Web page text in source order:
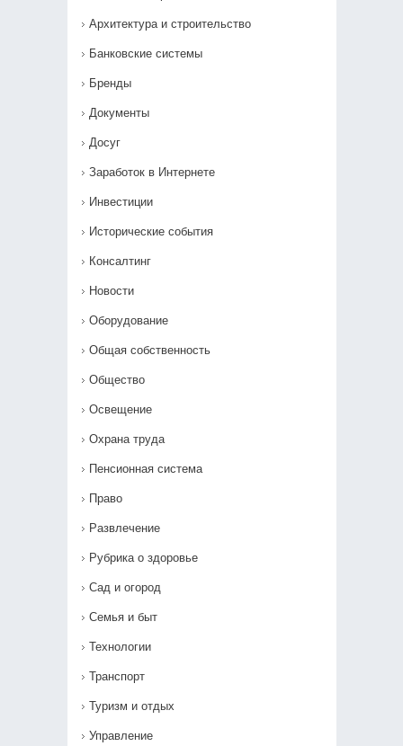
Архитектура и строительство
Банковские системы
Бренды
Документы
Досуг
Заработок в Интернете
Инвестиции
Исторические события
Консалтинг
Новости
Оборудование
Общая собственность
Общество
Освещение
Охрана труда
Пенсионная система
Право
Развлечение
Рубрика о здоровье
Сад и огород
Семья и быт
Технологии
Транспорт
Туризм и отдых
Управление